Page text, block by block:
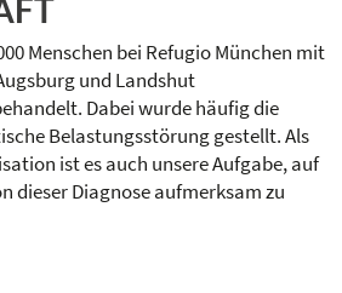
Menschen bei Refugio München mit
und Landshut
Dabei wurde häufig die
Belastungsstörung gestellt. Als
ist es auch unsere Aufgabe, auf
dieser Diagnose aufmerksam zu